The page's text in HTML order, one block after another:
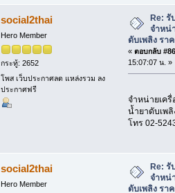
social2thai
Hero Member
กระทู้: 2652
โพส เว็บประกาศลด แหล่งรวม ลง
ประกาศฟรี
Re: รั
จำหน่
ดับเพลิง รา
« ตอบกลับ
15:07:07 น. »
จำหน่ายเครื่
น้ำยาดับเพลิ
โทร 02-
social2thai
Hero Member
Re: รั
จำหน่
ดับเพลิง รา